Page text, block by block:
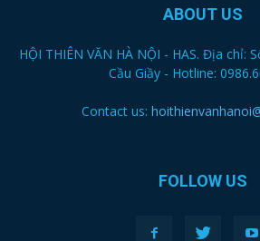
ABOUT US
HỘI THIÊN VĂN HÀ NỘI - HAS. Địa chỉ:
Cầu Giầy - Hotline:
Contact us:
FOLLOW US